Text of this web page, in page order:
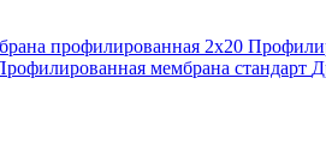
профилированная 2х20
мембрана стандарт